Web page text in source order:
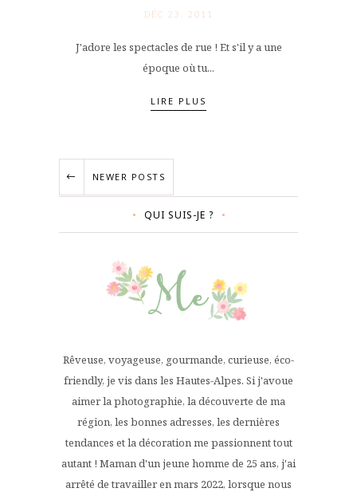
DÉC 23. 2011
J'adore les spectacles de rue ! Et s'il y a une
époque où tu...
LIRE PLUS
NEWER POSTS
QUI SUIS-JE ?
Rêveuse, voyageuse, gourmande, curieuse, éco-
friendly, je vis dans les Hautes-Alpes. Si j'avoue
aimer la photographie, la découverte de ma
région, les bonnes adresses, les dernières
tendances et la décoration me passionnent tout
autant ! Maman d'un jeune homme de 25 ans, j'ai
arrêté de travailler en mars 2022, lorsque nous